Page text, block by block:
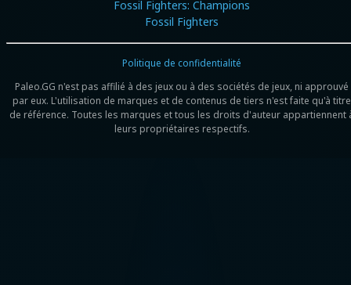
Fossil Fighters: Champions
Fossil Fighters
Paleo.GG n'est pas affilié à des jeux ou à des sociétés de jeux, ni approuvé
par eux. L'utilisation de marques et de contenus de tiers n'est faite qu'à titre
de référence. Toutes les marques et tous les droits d'auteur appartiennent
leurs propriétaires respectifs.
Politique de confidentialité